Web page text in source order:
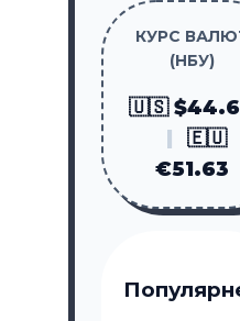
КУРС
(НБУ)
🇺🇸
🇪🇺
€51.63